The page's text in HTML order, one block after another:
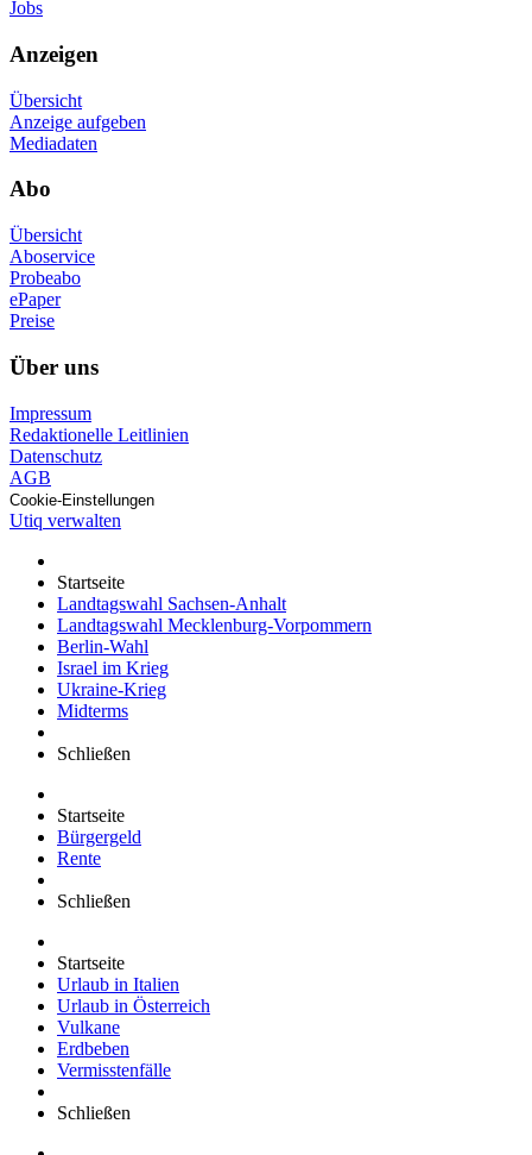
Jobs
Anzeigen
Übersicht
Anzeige aufgeben
Mediadaten
Abo
Übersicht
Aboservice
Probeabo
ePaper
Preise
Über uns
Impressum
Redaktionelle Leitlinien
Datenschutz
AGB
Cookie-Einstellungen
Utiq verwalten
Startseite
Landtagswahl Sachsen-Anhalt
Landtagswahl Mecklenburg-Vorpommern
Berlin-Wahl
Israel im Krieg
Ukraine-Krieg
Midterms
Schließen
Startseite
Bürgergeld
Rente
Schließen
Startseite
Urlaub in Italien
Urlaub in Österreich
Vulkane
Erdbeben
Vermisstenfälle
Schließen